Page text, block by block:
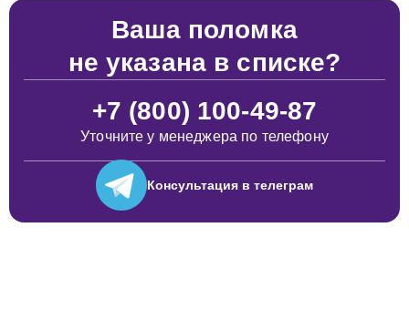
Ваша поломка
не указана в списке?
+7 (800) 100-49-87
Уточните у менеджера по телефону
Консультация в телеграм